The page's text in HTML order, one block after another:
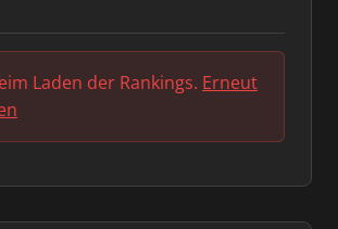
Laden der Rankings. Erneut